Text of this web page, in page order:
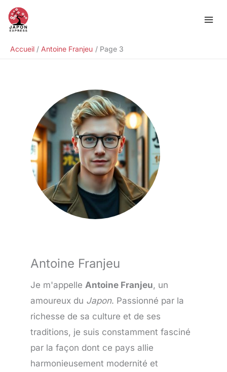
contenu
Accueil
Antoine Franjeu Page 3
Antoine Franjeu
Je m'appelle Antoine Franjeu, un
amoureux du Japon. Passionné par la
richesse de sa culture et de ses
traditions, je suis constamment fasciné
par la façon dont ce pays allie
harmonieusement modernité et